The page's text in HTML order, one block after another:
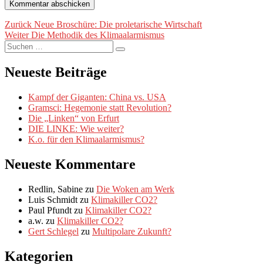
Beitragsnavigation
Zurück Vorheriger
Beitrag:
Neue Broschüre: Die proletarische Wirtschaft
Weiter Nächster
Beitrag:
Die Methodik des Klimaalarmismus
Suche
nach:
Suchen
Neueste Beiträge
Kampf der Giganten: China vs. USA
Gramsci: Hegemonie statt Revolution?
Die „Linken“ von Erfurt
DIE LINKE: Wie weiter?
K.o. für den Klimaalarmismus?
Neueste Kommentare
Redlin, Sabine zu Die Woken am Werk
Luis Schmidt zu Klimakiller CO2?
Paul Pfundt zu Klimakiller CO2?
a.w. zu Klimakiller CO2?
Gert Schlegel zu Multipolare Zukunft?
Kategorien